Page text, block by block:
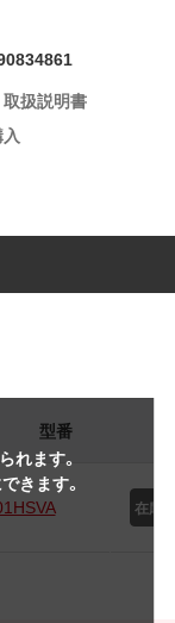
取扱説明書
れます。
きます。
型番